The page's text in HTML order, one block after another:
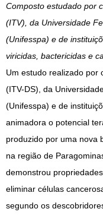
Composto estudado por
(ITV), da Universidade
(Unifesspa) e de
viricidas, bactericidas e
Um estudo realizado por
(ITV-DS), da
(Unifesspa) e de
animadora o potencial
produzido por uma nova
na região de
demonstrou
eliminar células
segundo os